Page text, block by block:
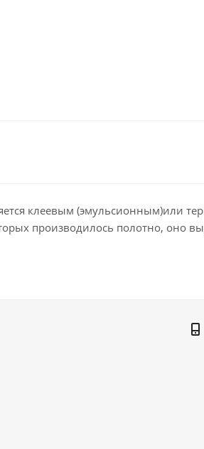
клеевым (эмульсионным)или
производилось полотно, оно